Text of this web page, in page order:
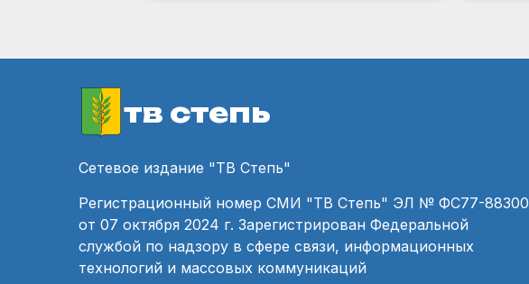
тв степь
Сетевое издание "ТВ Степь"
Регистрационный номер СМИ "ТВ Степь" ЭЛ № ФС77-88300
от 07 октября 2024 г. Зарегистрирован Федеральной
службой по надзору в сфере связи, информационных
технологий и массовых коммуникаций